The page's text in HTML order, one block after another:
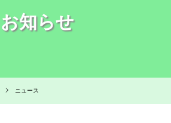
お知らせ
ニュース